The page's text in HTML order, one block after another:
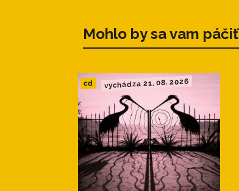
Mohlo by sa vam páčiť
cd vychádza 21. 08. 2026